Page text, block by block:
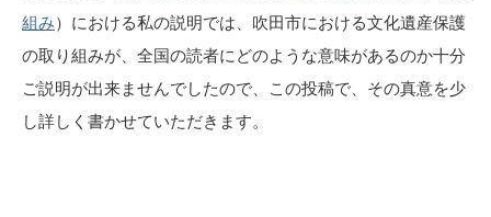
組み）における私の説明では、吹田市における文化遺産保護
の取り組みが、全国の読者にどのような意味があるのか十分
ご説明が出来ませんでしたので、この投稿で、その真意を少
し詳しく書かせていただきます。